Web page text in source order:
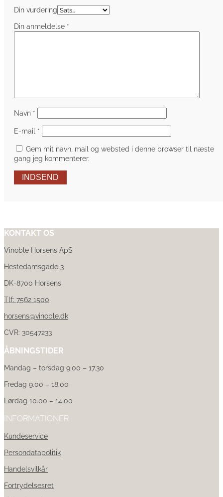
Din vurdering
Din anmeldelse *
Navn *
E-mail *
Gem mit navn, mail og websted i denne browser til næste
gang jeg kommenterer.
INDSEND
KONTAKT OS
Vinoble Horsens ApS
Hestedamsgade 3
DK-8700 Horsens
Tlf: 7562 1500
horsens@vinoble.dk
CVR: 30547233
ÅBNINGSTIDER
Mandag – torsdag 9.00 – 17.30
Fredag 9.00 – 18.00
Lørdag 10.00 – 14.00
INFORMATIONER
Kundeservice
Persondatapolitik
Handelsvilkår
Fortrydelsesret